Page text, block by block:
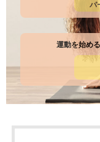
パ
運動を始め